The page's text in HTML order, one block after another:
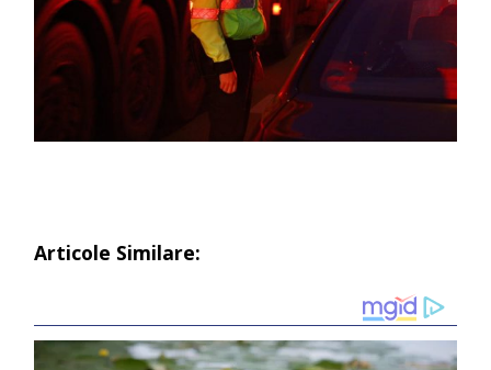
Articole Similare: